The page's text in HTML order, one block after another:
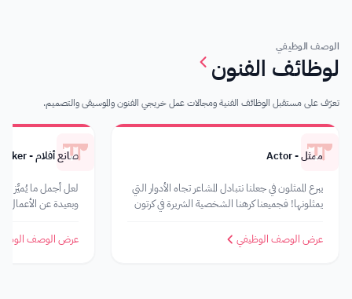
الوصف الوظيفي
لوظائف الفنون
تعرّف على مستقبل الوظائف الفنية ومجالات عمل خريجي الفنون والموسيقى والتصميم.
ممثل - Actor
يبرع الممثلون في جعلنا نتبادل المشاعر تجاه الأدوار التي
يمثلونها! فجميعنا كرهنا الشخصية الشريرة في كرتون
فيلم ما!
عرض الوصف الوظيفي
صانع أفلام - Filmmaker
لعل أجمل ما يُميِّز
وبعيدة عن الأعمال
عرض الوصف